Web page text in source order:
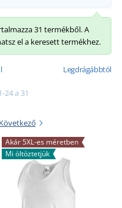
31 termékből. A
el a keresett termékhez.
Legdrágábbtól
24 a 31
Következő
Akár 5XL-es méretben
Mi öltöztetjük